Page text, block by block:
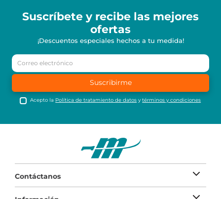
Suscríbete y recibe las mejores
ofertas
¡Descuentos especiales hechos a tu medida!
Suscribirme
Acepto la Política de tratamiento de datos ytérminos y condiciones
Contáctanos